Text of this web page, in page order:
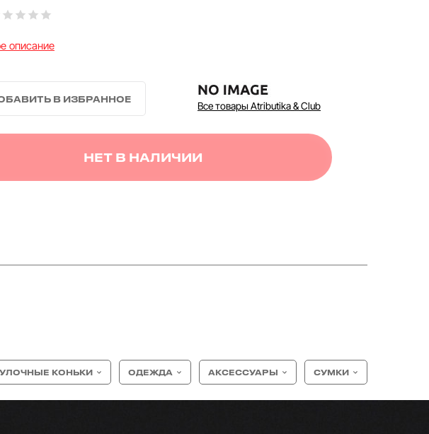
описание
Все товары Atributika & Club
НЕТ В НАЛИЧИИ
КОНЬКИ ОДЕЖДА АКСЕССУАРЫ СУМКИ